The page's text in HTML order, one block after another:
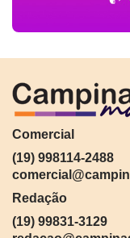
Comercial
(19) 998114-2488
Redação
(19) 99831-3129